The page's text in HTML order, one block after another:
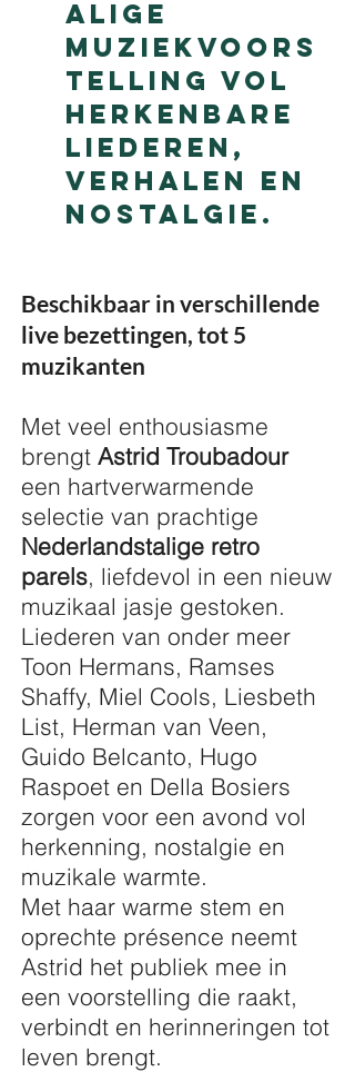
alige
muziekvoors
telling vol
herkenbare
liederen,
verhalen en
nostalgie.
Beschikbaar in verschillende
live bezettingen, tot 5
muzikanten
Met veel enthousiasme
brengt Astrid Troubadour
een hartverwarmende
selectie van prachtige
Nederlandstalige retro
parels, liefdevol in een nieuw
muzikaal jasje gestoken.
Liederen van onder meer
Toon Hermans, Ramses
Shaffy, Miel Cools, Liesbeth
List, Herman van Veen,
Guido Belcanto, Hugo
Raspoet en Della Bosiers
zorgen voor een avond vol
herkenning, nostalgie en
muzikale warmte.
Met haar warme stem en
oprechte présence neemt
Astrid het publiek mee in
een voorstelling die raakt,
verbindt en herinneringen tot
leven brengt.